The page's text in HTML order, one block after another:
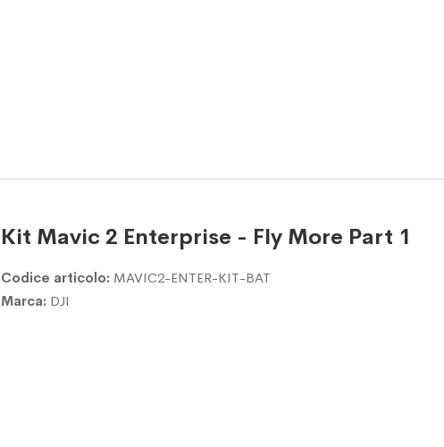
Kit Mavic 2 Enterprise - Fly More Part 1
Codice articolo: MAVIC2-ENTER-KIT-BAT
Marca: DJI